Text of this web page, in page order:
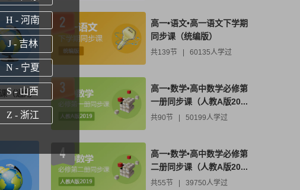
（通用
高一•语文•高一语文下学期
同步课（统编版）
共139节 | 60135人学过
高一•数学•高中数学必修第
一册同步课（人教A版20...
共90节 | 50199人学过
高一•数学•高中数学必修第
二册同步课（人教A版20...
共55节 | 39750人学过
H - 河南
J - 吉林
N - 宁夏
S - 山西
Z - 浙江